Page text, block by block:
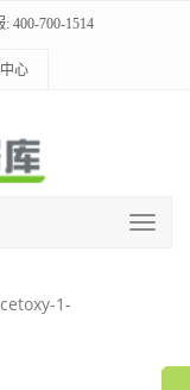
: 400-700-1514
心
1-